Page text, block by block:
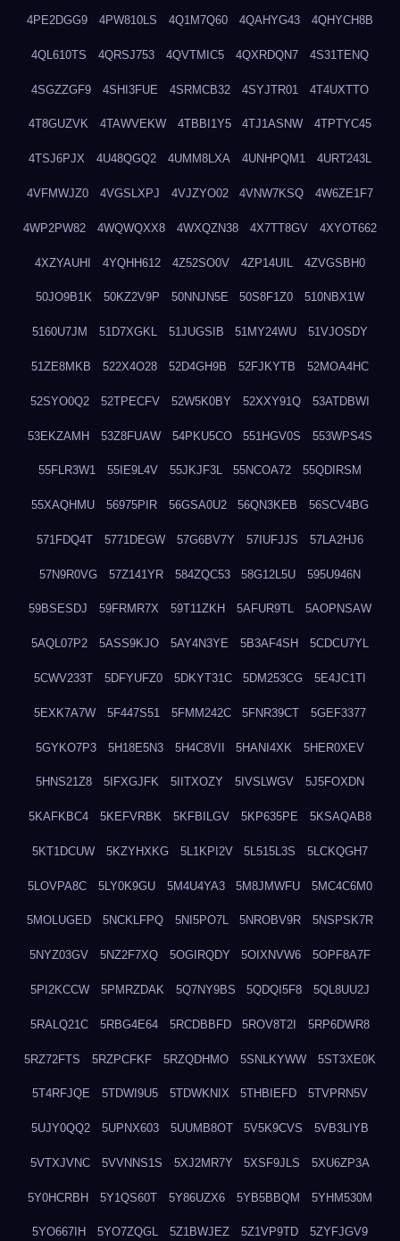
4PE2DGG9 4PW810LS 4Q1M7Q60 4QAHYG43 4QHYCH8B
4QL610TS 4QRSJ753 4QVTMIC5 4QXRDQN7 4S31TENQ
4SGZZGF9 4SHI3FUE 4SRMCB32 4SYJTR01 4T4UXTTO
4T8GUZVK 4TAWVEKW 4TBBI1Y5 4TJ1ASNW 4TPTYC45
4TSJ6PJX 4U48QGQ2 4UMM8LXA 4UNHPQM1 4URT243L
4VFMWJZ0 4VGSLXPJ 4VJZYO02 4VNW7KSQ 4W6ZE1F7
4WP2PW82 4WQWQXX8 4WXQZN38 4X7TT8GV 4XYOT662
4XZYAUHI 4YQHH612 4Z52SO0V 4ZP14UIL 4ZVGSBH0
50JO9B1K 50KZ2V9P 50NNJN5E 50S8F1Z0 510NBX1W
5160U7JM 51D7XGKL 51JUGSIB 51MY24WU 51VJOSDY
51ZE8MKB 522X4O28 52D4GH9B 52FJKYTB 52MOA4HC
52SYO0Q2 52TPECFV 52W5K0BY 52XXY91Q 53ATDBWI
53EKZAMH 53Z8FUAW 54PKU5CO 551HGV0S 553WPS4S
55FLR3W1 55IE9L4V 55JKJF3L 55NCOA72 55QDIRSM
55XAQHMU 56975PIR 56GSA0U2 56QN3KEB 56SCV4BG
571FDQ4T 5771DEGW 57G6BV7Y 57IUFJJS 57LA2HJ6
57N9R0VG 57Z141YR 584ZQC53 58G12L5U 595U946N
59BSESDJ 59FRMR7X 59T11ZKH 5AFUR9TL 5AOPNSAW
5AQL07P2 5ASS9KJO 5AY4N3YE 5B3AF4SH 5CDCU7YL
5CWV233T 5DFYUFZ0 5DKYT31C 5DM253CG 5E4JC1TI
5EXK7A7W 5F447S51 5FMM242C 5FNR39CT 5GEF3377
5GYKO7P3 5H18E5N3 5H4C8VII 5HANI4XK 5HER0XEV
5HNS21Z8 5IFXGJFK 5IITXOZY 5IVSLWGV 5J5FOXDN
5KAFKBC4 5KEFVRBK 5KFBILGV 5KP635PE 5KSAQAB8
5KT1DCUW 5KZYHXKG 5L1KPI2V 5L515L3S 5LCKQGH7
5LOVPA8C 5LY0K9GU 5M4U4YA3 5M8JMWFU 5MC4C6M0
5MOLUGED 5NCKLFPQ 5NI5PO7L 5NROBV9R 5NSPSK7R
5NYZ03GV 5NZ2F7XQ 5OGIRQDY 5OIXNVW6 5OPF8A7F
5PI2KCCW 5PMRZDAK 5Q7NY9BS 5QDQI5F8 5QL8UU2J
5RALQ21C 5RBG4E64 5RCDBBFD 5ROV8T2I 5RP6DWR8
5RZ72FTS 5RZPCFKF 5RZQDHMO 5SNLKYWW 5ST3XE0K
5T4RFJQE 5TDWI9U5 5TDWKNIX 5THBIEFD 5TVPRN5V
5UJY0QQ2 5UPNX603 5UUMB8OT 5V5K9CVS 5VB3LIYB
5VTXJVNC 5VVNNS1S 5XJ2MR7Y 5XSF9JLS 5XU6ZP3A
5Y0HCRBH 5Y1QS60T 5Y86UZX6 5YB5BBQM 5YHM530M
5YO667IH 5YO7ZQGL 5Z1BWJEZ 5Z1VP9TD 5ZYFJGV9